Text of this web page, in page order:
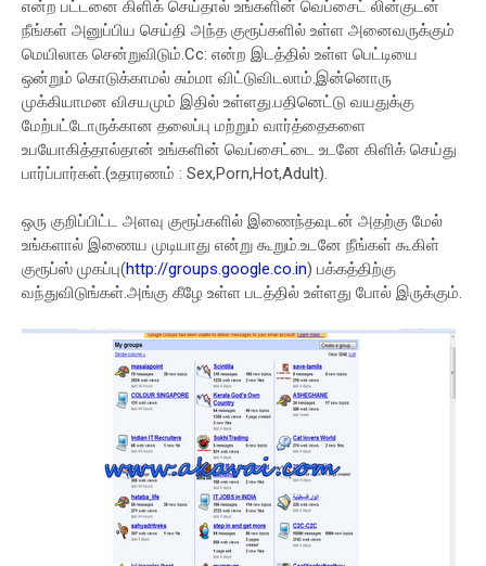
என்ற பட்டனை கிளிக் செய்தால் உங்களின் வெப்சைட் லின்குடன்
நீங்கள் அனுப்பிய செய்தி அந்த குரூப்களில் உள்ள அனைவருக்கும்
மெயிலாக சென்றுவிடும்.Cc: என்ற இடத்தில் உள்ள பெட்டியை
ஒன்றும் கொடுக்காமல் சும்மா விட்டுவிடலாம்.இன்னொரு
முக்கியாமன விசயமும் இதில் உள்ளது.பதினெட்டு வயதுக்கு
மேற்பட்டோருக்கான தலைப்பு மற்றும் வார்த்தைகளை
உபயோகித்தால்தான் உங்களின் வெப்சைட்டை உடனே கிளிக் செய்து
பார்ப்பார்கள்.(உதாரணம் : Sex,Porn,Hot,Adult).
ஒரு குறிப்பிட்ட அளவு குரூப்களில் இணைந்தவுடன் அதற்கு மேல்
உங்களால் இணைய முடியாது என்று கூறும்.உடனே நீங்கள் கூகிள்
குரூப்ஸ் முகப்பு(http://groups.google.co.in) பக்கத்திற்கு
வந்துவிடுங்கள்.அங்கு கீழே உள்ள படத்தில் உள்ளது போல் இருக்கும்.